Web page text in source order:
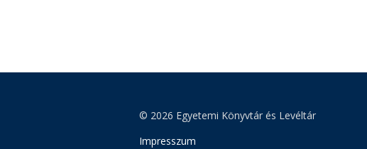
© 2026 Egyetemi Könyvtár és Levéltár
Impresszum